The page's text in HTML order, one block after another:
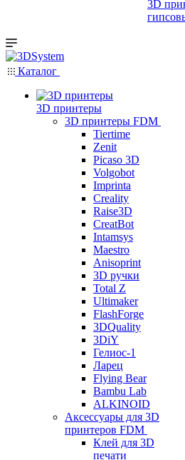
3D
Каталог
3D принтеры
3D принтеры FDM
Tiertime
Zenit
Picaso 3D
Volgobot
Imprinta
Creality
Raise3D
CreatBot
Intamsys
Maestro
Anisoprint
3D ручки
Total Z
Ultimaker
FlashForge
3DQuality
3DiY
Гелиос-1
Ларец
Flying Bear
Bambu Lab
ALKINOID
Аксессуары для 3D
принтеров FDM
Клей для 3D
печати